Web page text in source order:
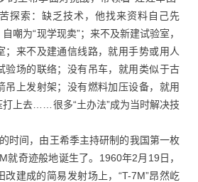
探索：缺乏技术，他找来资料自己先
嘲为“现学现卖”；来不及新建试验室，
；来不及建通信线路，就用手势或用人
验场的联络；没有吊车，就用类似于古
吊上发射架；没有燃料加压设备，就用
打上去……很多“土办法”成为当时解决技
时间，由王希季主持研制的我国第一枚
就奇迹般地诞生了。1960年2月19日，
建成的简易发射场上，“T-7M”昂然屹